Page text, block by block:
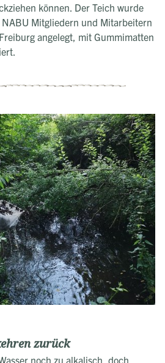
können. Der Teich wurde
Mitgliedern und Mitarbeitern
angelegt, mit Gummimatten
zurück
noch zu alkalisch, doch